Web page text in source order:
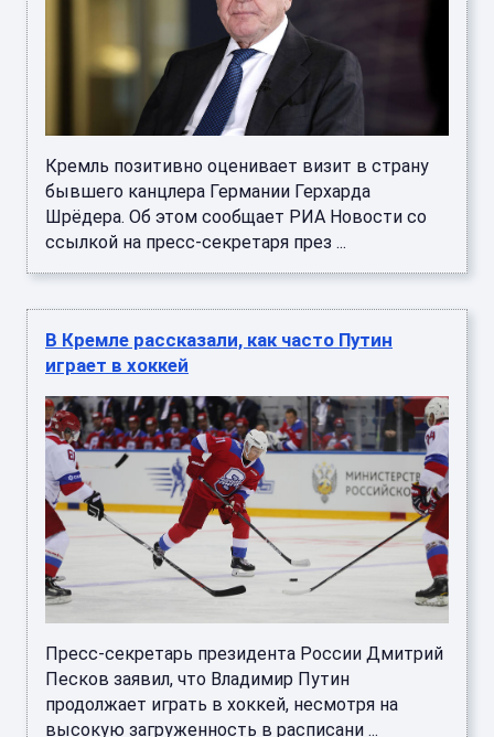
Кремль позитивно оценивает визит в страну
бывшего канцлера Германии Герхарда
Шрёдера. Об этом сообщает РИА Новости со
ссылкой на пресс-секретаря през ...
В Кремле рассказали, как часто Путин
играет в хоккей
Пресс-секретарь президента России Дмитрий
Песков заявил, что Владимир Путин
продолжает играть в хоккей, несмотря на
высокую загруженность в расписани ...